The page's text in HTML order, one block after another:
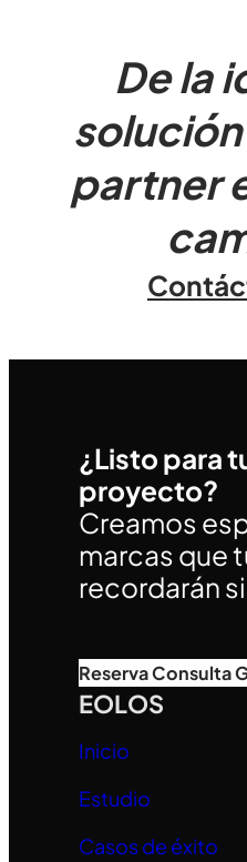
De la
partner
¿Listo para
proyecto?
Creamos
marcas que
recordarán
Reserva Consulta
EOLOS
Inicio
Estudio
Casos de éxito